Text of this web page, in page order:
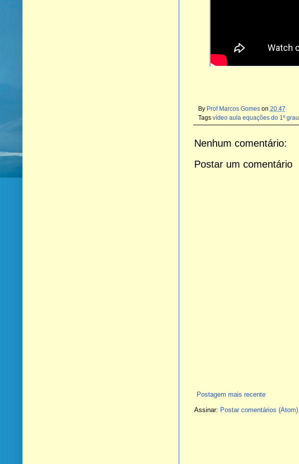
By Prof Marcos Gomes on 20:47
Tags vídeo aula equações do 1º grau
Nenhum comentário:
Postar um comentário
Postagem mais recente
Assinar: Postar comentários (Atom)